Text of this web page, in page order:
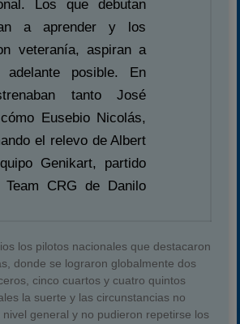
Los que debutan
a aprender y los
veteranía, aspiran a
posible. En
tanto José
Eusebio Nicolás,
el relevo de Albert
Genikart, partido
Team CRG de Danilo
los pilotos nacionales que destacaron
donde se lograron globalmente dos
cinco cuartos y cuatro quintos
la suerte y las circunstancias no
general y no pudieron repetirse los